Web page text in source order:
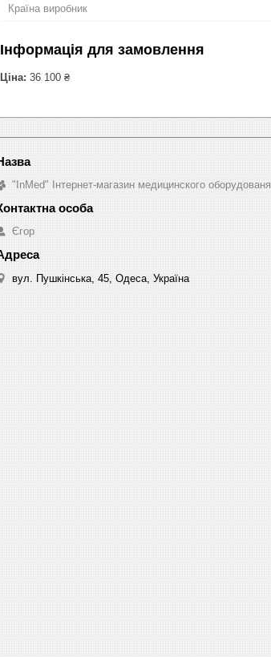
Країна виробник
Інформація для замовлення
Ціна: 36 100 ₴
"InMed" Інтернет-магазин медицинского оборудованя
Єгор
вул. Пушкінська, 45, Одеса, Україна